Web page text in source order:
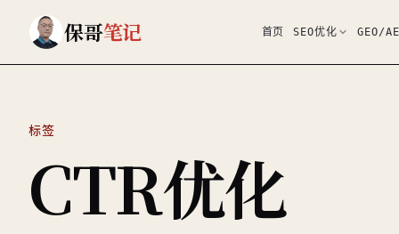
保哥笔记 首页 SEO优化 GEO/
标签
CTR优化